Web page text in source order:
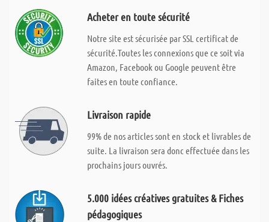
Acheter en toute sécurité
Notre site est sécurisée par SSL certificat de
sécurité.Toutes les connexions que ce soit via
Amazon, Facebook ou Google peuvent être
faites en toute confiance.
Livraison rapide
99% de nos articles sont en stock et livrables de
suite. La livraison sera donc effectuée dans les
prochains jours ouvrés.
5.000 idées créatives gratuites & Fiches
pédagogiques